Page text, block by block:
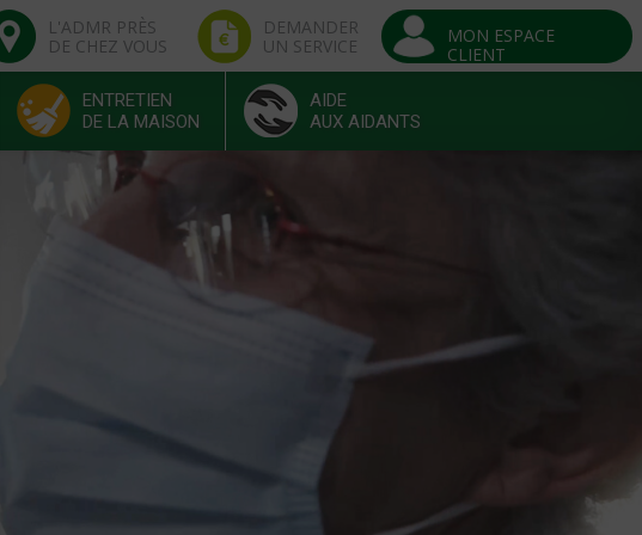
L'ADMR PRÈS
DE CHEZ VOUS
DEMANDER
UN SERVICE
MON ESPACE
CLIENT
ENTRETIEN
DE LA MAISON
AIDE
AUX AIDANTS